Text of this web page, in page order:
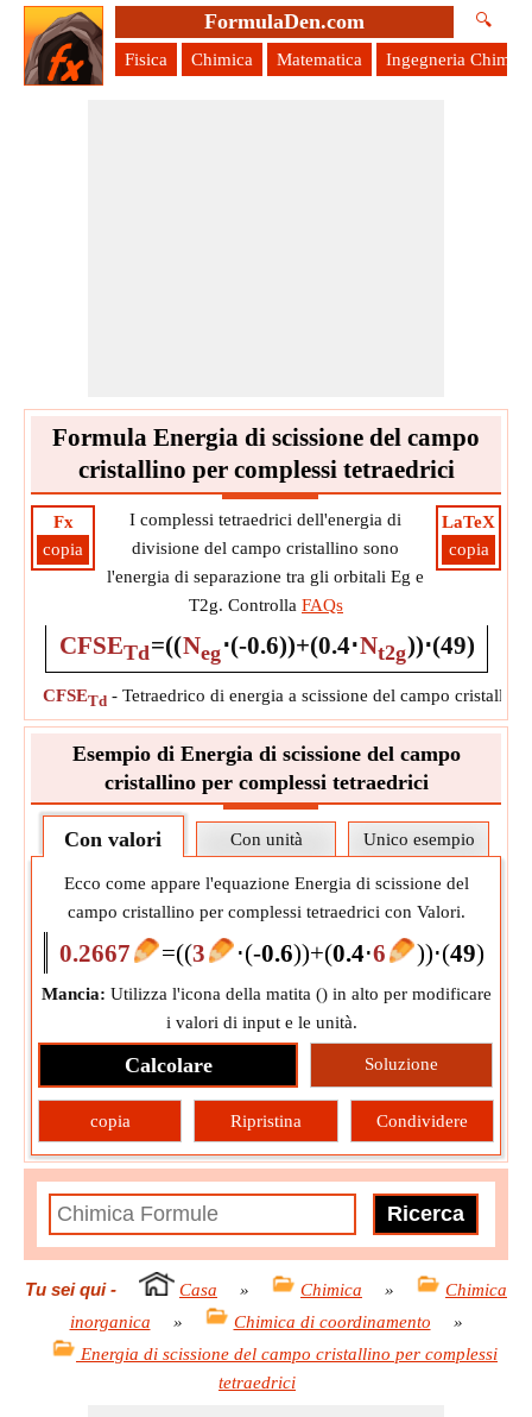
FormulaDen.com 🔍
Fisica Chimica Matematica Ingegneria Chimica
Formula Energia di scissione del campo
cristallino per complessi tetraedrici
Fx
copia
LaTeX
copia
I complessi tetraedrici dell'energia di
divisione del campo cristallino sono
l'energia di separazione tra gli orbitali Eg e
T2g. Controlla FAQs
CFSETd=((Neg⋅(-0.6))+(0.4⋅Nt2g))⋅(49)
CFSETd - Tetraedrico di energia a scissione del campo cristallino
Esempio di Energia di scissione del campo
cristallino per complessi tetraedrici
Con valori Con unità Unico esempio
Ecco come appare l'equazione Energia di scissione del
campo cristallino per complessi tetraedrici con Valori.
0.2667 =((3 ⋅(-0.6))+(0.4⋅6 ))⋅(49)
Mancia: Utilizza l'icona della matita () in alto per modificare
i valori di input e le unità.
Calcolare Soluzione
copia Ripristina Condividere
Tu sei qui- Casa » Chimica »
Chimica
inorganica
» Chimica di coordinamento
»
Energia di scissione del campo cristallino per complessi
tetraedrici